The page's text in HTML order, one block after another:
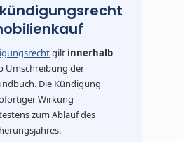
gilt innerhalb
Umschreibung der
Die Kündigung
Wirkung
zum Ablauf des